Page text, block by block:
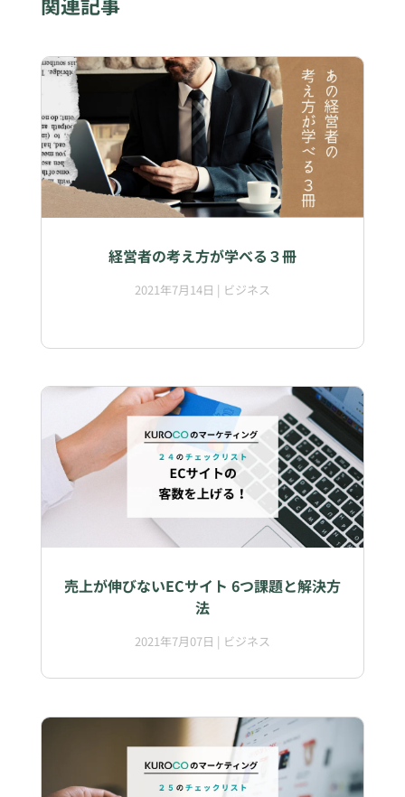
経営者の考え方が学べる３冊
2021年7月14日 | ビジネス
売上が伸びないECサイト 6つ課題と解決方
法
2021年7月07日 | ビジネス